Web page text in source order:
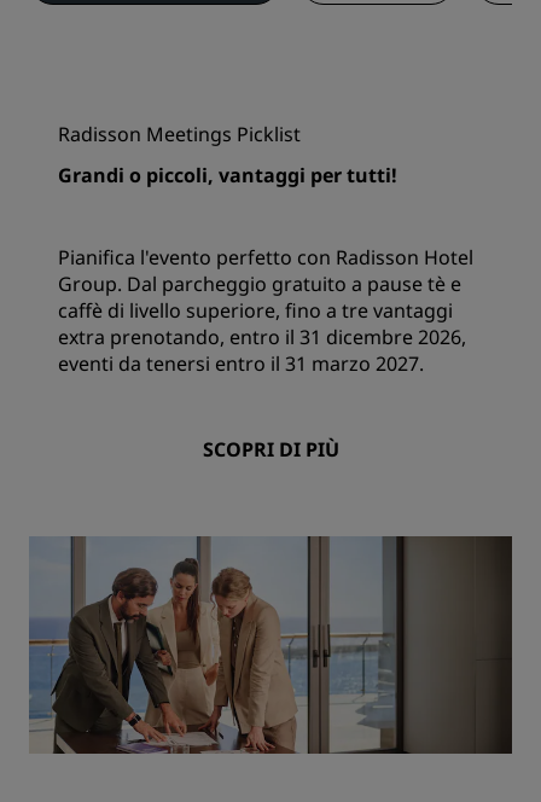
Radisson Meetings Picklist
Grandi o piccoli, vantaggi per tutti!
Pianifica l'evento perfetto con Radisson Hotel
Group. Dal parcheggio gratuito a pause tè e
caffè di livello superiore, fino a tre vantaggi
extra prenotando, entro il 31 dicembre 2026,
eventi da tenersi entro il 31 marzo 2027.
SCOPRI DI PIÙ